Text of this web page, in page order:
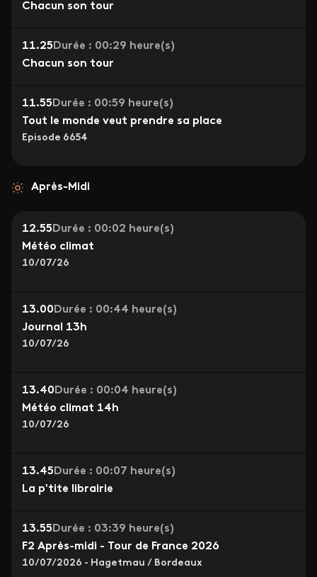
Chacun son tour
11.25 Durée : 00:29 heure(s)
Chacun son tour
11.55 Durée : 00:59 heure(s)
Tout le monde veut prendre sa place
Episode 6654
Après-Midi
12.55 Durée : 00:02 heure(s)
Météo climat
10/07/26
13.00 Durée : 00:44 heure(s)
Journal 13h
10/07/26
13.40 Durée : 00:04 heure(s)
Météo climat 14h
10/07/26
13.45 Durée : 00:07 heure(s)
La p'tite librairie
13.55 Durée : 03:39 heure(s)
F2 Après-midi - Tour de France 2026
10/07/2026 - Hagetmau / Bordeaux